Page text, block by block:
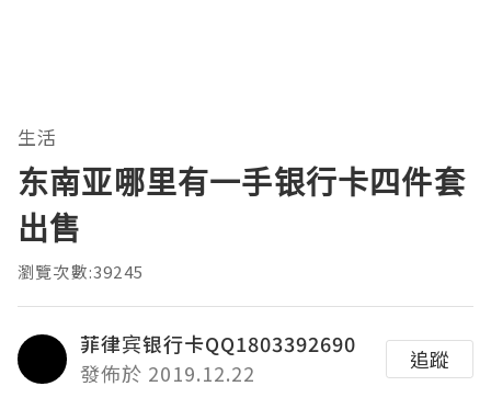
生活
东南亚哪里有一手银行卡四件套
出售
瀏覽次數:39245
菲律宾银行卡QQ1803392690
發佈於 2019.12.22
追蹤